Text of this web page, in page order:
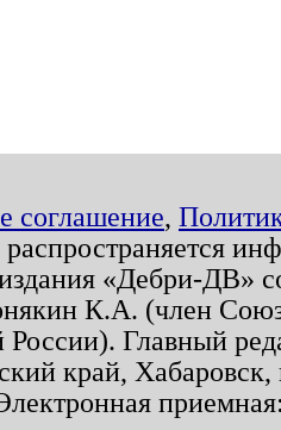
соглашение,
«Дебри-ДВ»
К.А. (член
России). Главный
край,